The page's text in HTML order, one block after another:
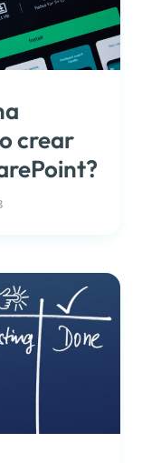
crear